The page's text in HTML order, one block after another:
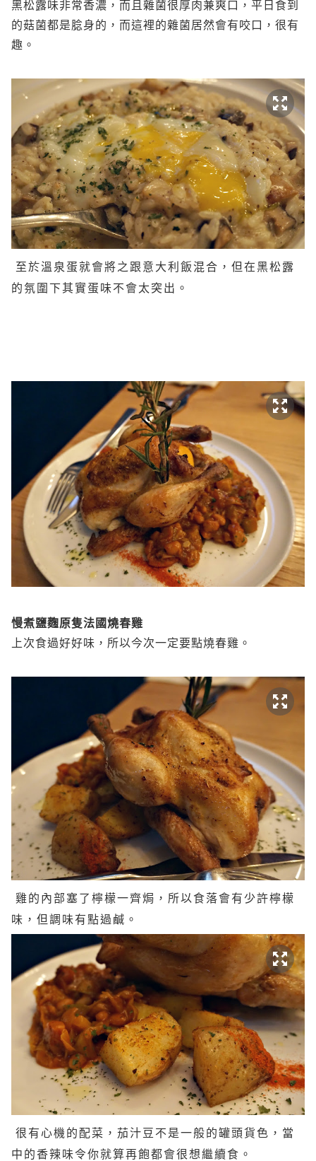
黑松露味非常香濃，而且雜菌很厚肉兼爽口，平日食到
的菇菌都是腍身的，而這裡的雜菌居然會有咬口，很有
趣。
至於溫泉蛋就會將之跟意大利飯混合，但在黑松露
的氛圍下其實蛋味不會太突出。
慢煮鹽麴原隻法國燒春雞
上次食過好好味，所以今次一定要點燒春雞。
雞的內部塞了檸檬一齊焗，所以食落會有少許檸檬
味，但調味有點過鹹。
很有心機的配菜，茄汁豆不是一般的罐頭貨色，當
中的香辣味令你就算再飽都會很想繼續食。